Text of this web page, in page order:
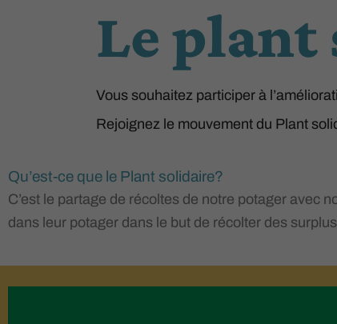
Le plant
Vous souhaitez participer à
Rejoignez le mouvement du Plant
Qu’est-ce que le Plant solidaire?
C’est le partage de récoltes de notre potager avec
dans leur potager dans le but de récolter des